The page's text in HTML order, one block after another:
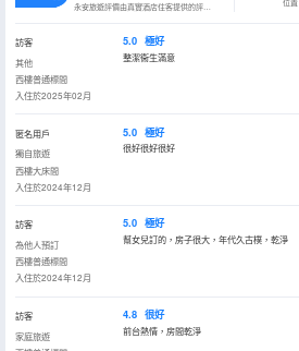
永安旅遊評價由真實酒店住客提供的評價。 位置
訪客
其他
西樓普通標間
入住於2025年02月
5.0 極好
整潔衞生滿意
匿名用戶
獨自旅遊
西樓大床間
入住於2024年12月
5.0 極好
很好很好很好
訪客
為他人預訂
西樓普通標間
入住於2024年12月
5.0 極好
幫女兒訂的，房子很大，年代久古樸，乾淨
訪客
家庭旅遊
4.8 很好
前台熱情，房間乾淨